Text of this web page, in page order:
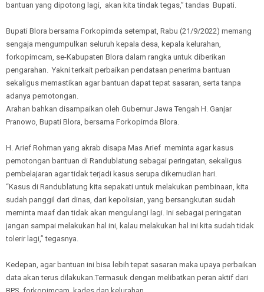
bantuan yang dipotong lagi, akan kita tindak tegas,” tandas Bupati.
Bupati Blora bersama Forkopimda setempat, Rabu (21/9/2022) memang
sengaja mengumpulkan seluruh kepala desa, kepala kelurahan,
forkopimcam, se-Kabupaten Blora dalam rangka untuk diberikan
pengarahan. Yakni terkait perbaikan pendataan penerima bantuan
sekaligus memastikan agar bantuan dapat tepat sasaran, serta tanpa
adanya pemotongan.
Arahan bahkan disampaikan oleh Gubernur Jawa Tengah H. Ganjar
Pranowo, Bupati Blora, bersama Forkopimda Blora.
H. Arief Rohman yang akrab disapa Mas Arief meminta agar kasus
pemotongan bantuan di Randublatung sebagai peringatan, sekaligus
pembelajaran agar tidak terjadi kasus serupa dikemudian hari.
“Kasus di Randublatung kita sepakati untuk melakukan pembinaan, kita
sudah panggil dari dinas, dari kepolisian, yang bersangkutan sudah
meminta maaf dan tidak akan mengulangi lagi. Ini sebagai peringatan
jangan sampai melakukan hal ini, kalau melakukan hal ini kita sudah tidak
tolerir lagi,” tegasnya.
Kedepan, agar bantuan ini bisa lebih tepat sasaran maka upaya perbaikan
data akan terus dilakukan.Termasuk dengan melibatkan peran aktif dari